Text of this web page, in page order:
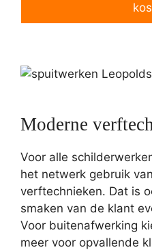
Moderne
Voor alle
het netwerk gebruik
verftechnieken. Dat is
smaken van de klant
Voor buitenafwerking
meer voor opvallende